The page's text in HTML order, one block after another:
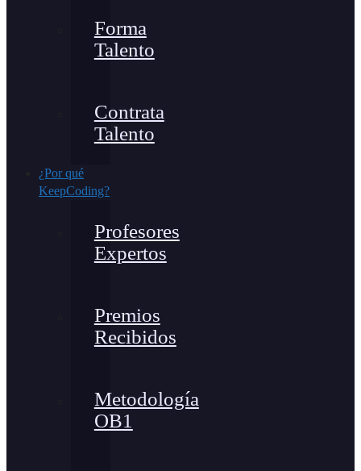
Forma
Talento
Contrata
Talento
¿Por qué
KeepCoding?
Profesores
Expertos
Premios
Recibidos
Metodología
OB1